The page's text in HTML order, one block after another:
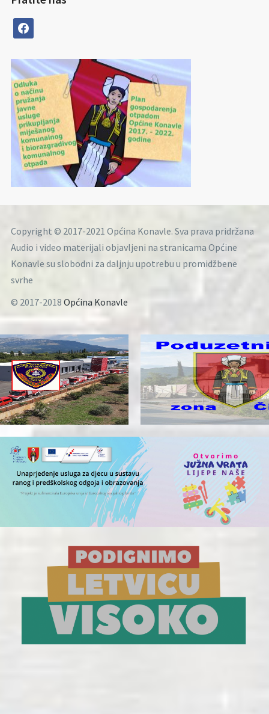
facebook
Copyright © 2017-2021 Općina Konavle. Sva prava pridržana
Audio i video materijali objavljeni na stranicama Općine
Konavle su slobodni za daljnju upotrebu u promidžbene
svrhe
© 2017-2018 Općina Konavle